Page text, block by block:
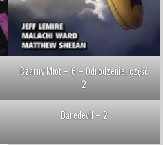
Czarny Młot – 6 – Odrodzenie, część
2
Daredevil – 2